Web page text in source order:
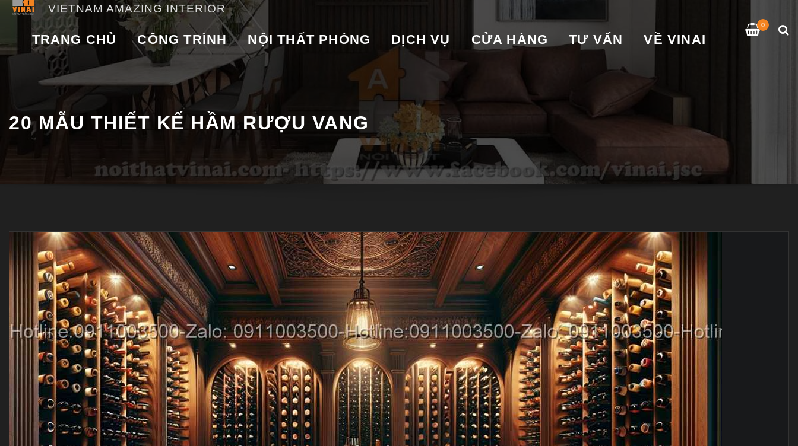
VIETNAM AMAZING INTERIOR
TRANG CHỦ CÔNG TRÌNH NỘI THẤT PHÒNG DỊCH VỤ CỬA HÀNG TƯ VẤN VỀ VINAI
0
20 MẪU THIẾT KẾ HẦM RƯỢU VANG